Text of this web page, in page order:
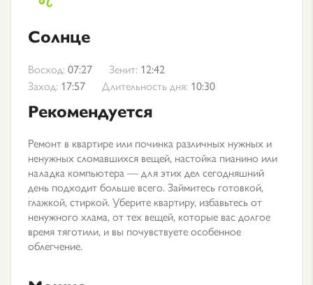
Солнце
Восход: 07:27 Зенит: 12:42
Заход: 17:57 Длительность дня: 10:30
Рекомендуется
Ремонт в квартире или починка различных нужных и
ненужных сломавшихся вещей, настойка пианино или
наладка компьютера — для этих дел сегодняшний
день подходит больше всего. Займитесь готовкой,
глажкой, стиркой. Уберите квартиру, избавьтесь от
ненужного хлама, от тех вещей, которые вас долгое
время тяготили, и вы почувствуете особенное
облегчение.